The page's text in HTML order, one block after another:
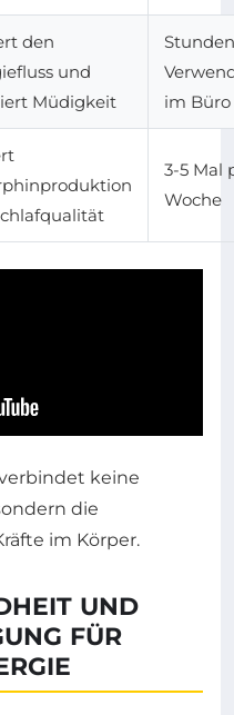
den
und
Müdigkeit
im Büro
3-5 Mal
Woche
keine
die
im Körper.
UND
FÜR